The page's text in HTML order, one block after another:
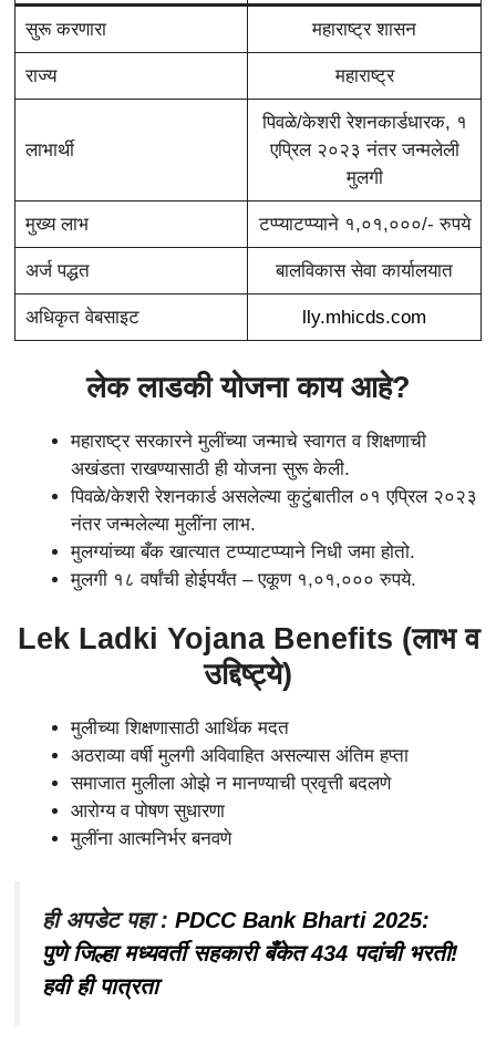
सुरू करणारा महाराष्ट्र शासन
राज्य महाराष्ट्र
लाभार्थी
पिवळे/केशरी रेशनकार्डधारक, १
एप्रिल २०२३ नंतर जन्मलेली
मुलगी
मुख्य लाभ टप्प्याटप्प्याने १,०१,०००/- रुपये
अर्ज पद्धत बालविकास सेवा कार्यालयात
अधिकृत वेबसाइट lly.mhicds.com
लेक लाडकी योजना काय आहे?
महाराष्ट्र सरकारने मुलींच्या जन्माचे स्वागत व शिक्षणाची
अखंडता राखण्यासाठी ही योजना सुरू केली.
पिवळे/केशरी रेशनकार्ड असलेल्या कुटुंबातील ०१ एप्रिल २०२३
नंतर जन्मलेल्या मुलींना लाभ.
मुलग्यांच्या बँक खात्यात टप्प्याटप्प्याने निधी जमा होतो.
मुलगी १८ वर्षांची होईपर्यंत – एकूण १,०१,००० रुपये.
Lek Ladki Yojana Benefits (लाभ व
उद्दिष्ट्ये)
मुलीच्या शिक्षणासाठी आर्थिक मदत
अठराव्या वर्षी मुलगी अविवाहित असल्यास अंतिम हप्ता
समाजात मुलीला ओझे न मानण्याची प्रवृत्ती बदलणे
आरोग्य व पोषण सुधारणा
मुलींना आत्मनिर्भर बनवणे
ही अपडेट पहा : PDCC Bank Bharti 2025:
पुणे जिल्हा मध्यवर्ती सहकारी बँकेत 434 पदांची भरती!
हवी ही पात्रता